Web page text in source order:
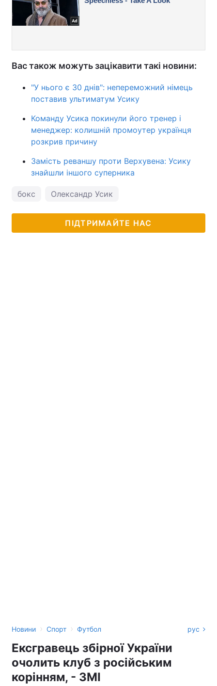
Вас також можуть зацікавити такі новини:
"У нього є 30 днів": непереможний німець
поставив ультиматум Усику
Команду Усика покинули його тренер і
менеджер: колишній промоутер українця
розкрив причину
Замість реваншу проти Верхувена: Усику
знайшли іншого суперника
бокс Олександр Усик
ПІДТРИМАЙТЕ НАС
Новини › Спорт › Футбол рус
Ексгравець збірної України
очолить клуб з російським
корінням, - ЗМІ